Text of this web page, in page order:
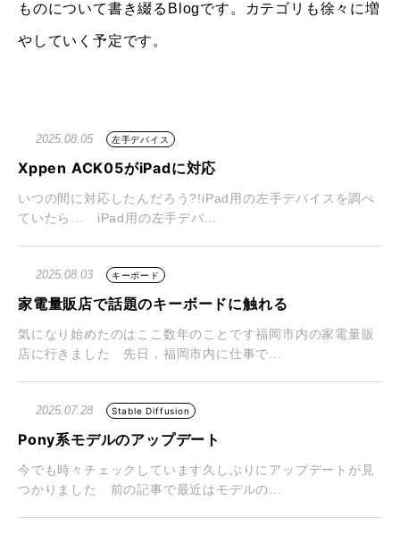
ものについて書き綴るBlogです。カテゴリも徐々に増
やしていく予定です。
2025.08.05 左手デバイス
Xppen ACK05がiPadに対応
いつの間に対応したんだろう?!iPad用の左手デバイスを調べ
ていたら… iPad用の左手デバ...
2025.08.03 キーボード
家電量販店で話題のキーボードに触れる
気になり始めたのはここ数年のことです福岡市内の家電量販
店に行きました 先日，福岡市内に仕事で...
2025.07.28 Stable Diffusion
Pony系モデルのアップデート
今でも時々チェックしています久しぶりにアップデートが見
つかりました 前の記事で最近はモデルの...